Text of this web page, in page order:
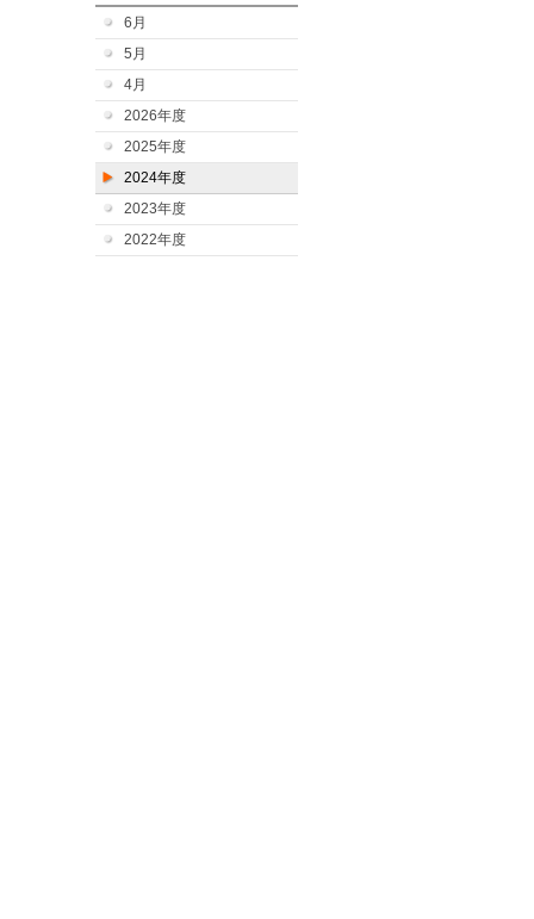
6月
5月
4月
2026年度
2025年度
2024年度
2023年度
2022年度